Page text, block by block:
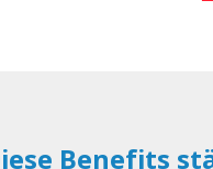
Benefits